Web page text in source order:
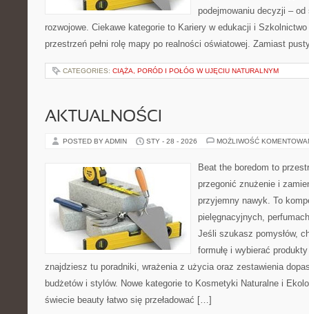
podejmowaniu decyzji –
rozwojowe. Ciekawe kategorie to Kariery w edukacji i
przestrzeń pełni rolę mapy po realności oświatowej. Zamiast
CATEGORIES: CIĄŻA, PORÓD I POŁÓG W UJĘCIU NATURALNYM
AKTUALNOŚCI
POSTED BY ADMIN STY - 28 - 2026 MOŻLIWOŚĆ
Beat the boredom to
przegonić znużenie i
przyjemny nawyk. To
pielęgnacyjnych,
Jeśli szukasz pomysłów,
formułę i wybierać
znajdziesz tu poradniki, wrażenia z użycia oraz zestawienia
budżetów i stylów. Nowe kategorie to Kosmetyki Naturalne i
świecie beauty łatwo się przeładować […]